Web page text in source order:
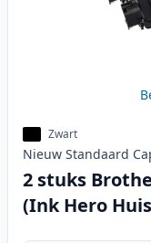
Zwart
Nieuw Standaard
2 stuks
(Ink Hero